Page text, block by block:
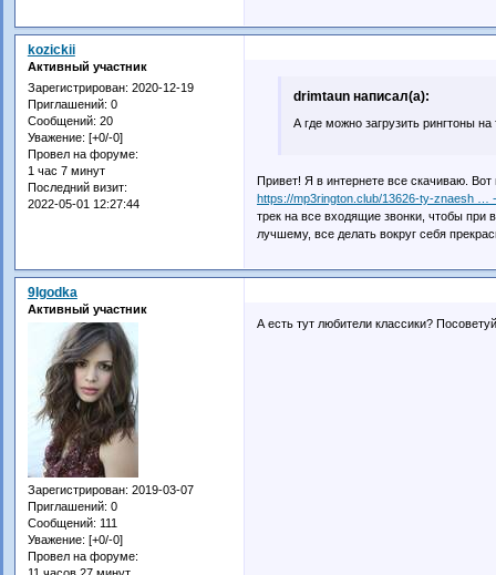
kozickii
Активный участник
Зарегистрирован: 2020-12-19
Приглашений: 0
Сообщений: 20
Уважение: [+0/-0]
Провел на форуме:
1 час 7 минут
Последний визит:
2022-05-01 12:27:44
drimtaun написал(а):
А где можно загрузить рингтоны
Привет! Я в интернете все скачиваю. Вот
https://mp3rington.club/13626-ty-znaesh …
трек на все входящие звонки, чтобы
лучшему, все делать вокруг себя
9Igodka
Активный участник
Зарегистрирован: 2019-03-07
Приглашений: 0
Сообщений: 111
Уважение: [+0/-0]
Провел на форуме:
А есть тут любители классики?